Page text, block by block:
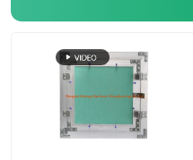
Sprengring-Klammer
Stahlwanne
Stahldraht